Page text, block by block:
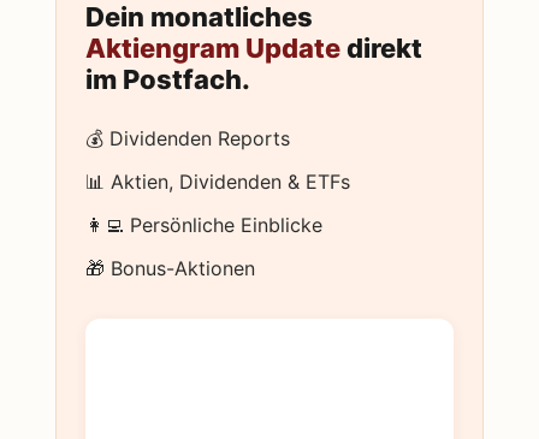
Dein monatliches
Aktiengram Updatedirekt
im Postfach.
💰 Dividenden Reports
📊 Aktien, Dividenden & ETFs
👩‍💻 Persönliche Einblicke
🎁 Bonus-Aktionen